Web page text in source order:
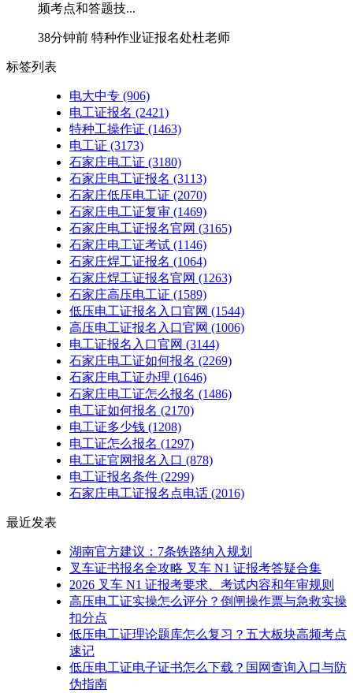
频考点和答题技...
38分钟前 特种作业证报名处杜老师
标签列表
电大中专 (906)
电工证报名 (2421)
特种工操作证 (1463)
电工证 (3173)
石家庄电工证 (3180)
石家庄电工证报名 (3113)
石家庄低压电工证 (2070)
石家庄电工证复审 (1469)
石家庄电工证报名官网 (3165)
石家庄电工证考试 (1146)
石家庄焊工证报名 (1064)
石家庄焊工证报名官网 (1263)
石家庄高压电工证 (1589)
低压电工证报名入口官网 (1544)
高压电工证报名入口官网 (1006)
电工证报名入口官网 (3144)
石家庄电工证如何报名 (2269)
石家庄电工证办理 (1646)
石家庄电工证怎么报名 (1486)
电工证如何报名 (2170)
电工证多少钱 (1208)
电工证怎么报名 (1297)
电工证官网报名入口 (878)
电工证报名条件 (2299)
石家庄电工证报名点电话 (2016)
最近发表
湖南官方建议：7条铁路纳入规划
叉车证书报名全攻略 叉车 N1 证报考答疑合集
2026 叉车 N1 证报考要求、考试内容和年审规则
高压电工证实操怎么评分？倒闸操作票与急救实操
扣分点
低压电工证理论题库怎么复习？五大板块高频考点
速记
低压电工证电子证书怎么下载？国网查询入口与防
伪指南